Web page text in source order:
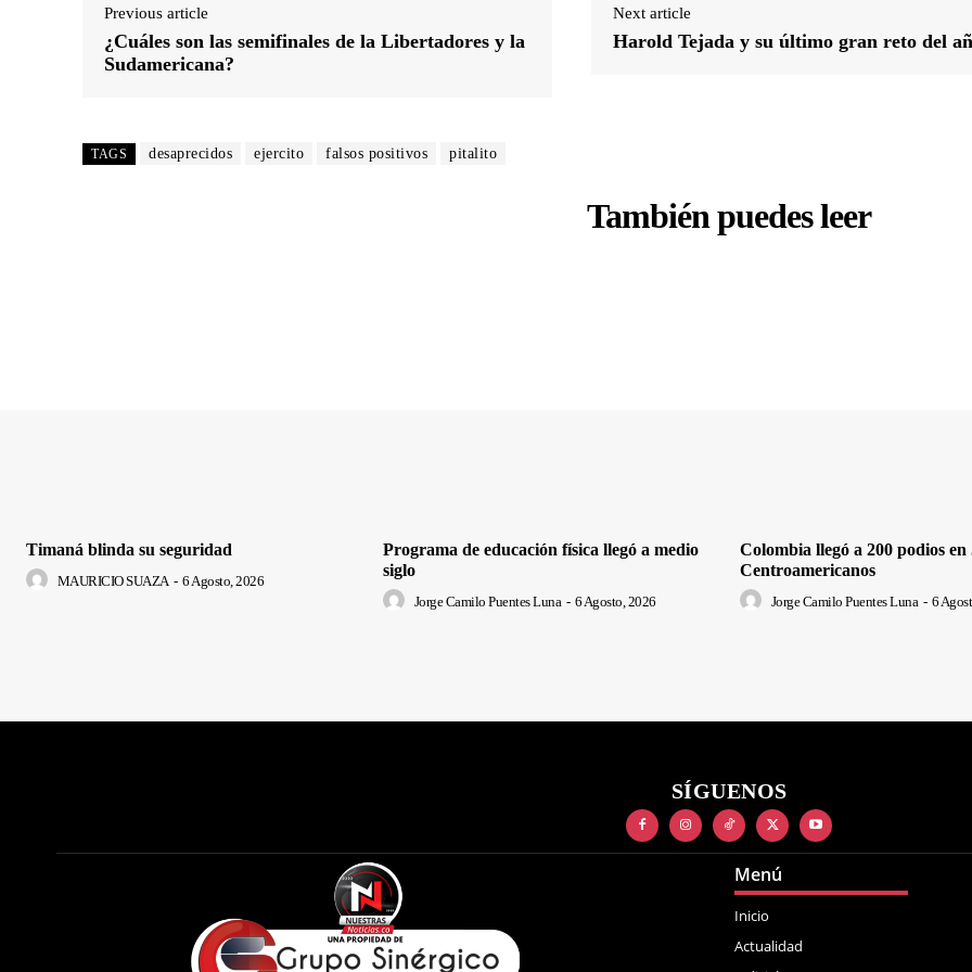
Previous article
¿Cuáles son las semifinales de la Libertadores y la
Sudamericana?
Next article
Harold Tejada y su último gran reto del
TAGS desaprecidos ejercito falsos positivos pitalito
También puedes leer
Timaná blinda su seguridad
MAURICIO SUAZA - 6 Agosto, 2026
Programa de educación física llegó a medio
siglo
Jorge Camilo Puentes Luna - 6 Agosto, 2026
Colombia llegó a 200 podios en
Centroamericanos
Jorge Camilo Puentes Luna - 6
SÍGUENOS
Menú
Inicio
Actualidad